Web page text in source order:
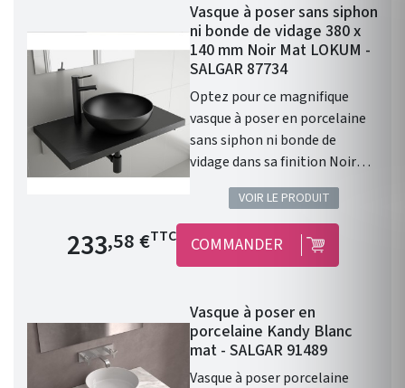
robinet à bec haut ou encastré
dans le mur. Diamètre de 390
mm Profondeur de 140 mm
Coloris : Blanc Mat. Cette
vasque ALTIRO en porcelaine
blanche se caractérise par
sa finition mate et réunit les
caractéristiques qui en feront
la pièce maîtresse de votre
salle de bains.
Vasque à poser sans siphon
ni bonde de vidage 380 x
140 mm Noir Mat LOKUM -
SALGAR 87734
Optez pour ce magnifique
vasque à poser en porcelaine
sans siphon ni bonde de
vidage dans sa finition Noir
Vasque à poser. Matière :
porcelaine. Sans siphon ni
bonde de vidage. Résistante
aux produits chimiques et aux
avec trop-plein . Siphon,
bonde clic-clac et robinet non
inclus. Finition : Noir Mat.
Gamme : LOKUM. Fabriqué en
VOIR LE PRODUIT
Prix de base
233,58 €TTC COMMANDER
Vasque à poser en
porcelaine Kandy Blanc
mat - SALGAR 91489
Vasque à poser porcelaine